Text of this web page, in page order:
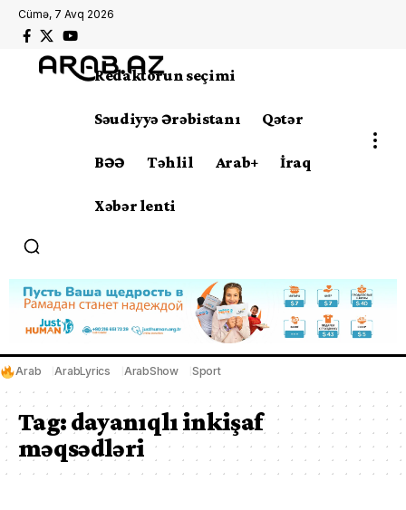
Cümə, 7 Avq 2026
Redaktorun seçimi
Səudiyyə Ərəbistanı Qətər
BƏƏ Təhlil Arab+ İraq
Xəbər lenti
Arab ArabLyrics ArabShow Sport
Tag:dayanıqlı inkişaf
məqsədləri